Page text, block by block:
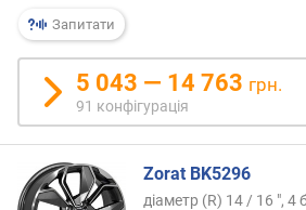
Запитати
5 043 — 14 763 грн.
91 конфігурація
Zorat BK5296
діаметр (R) 14 / 16 ", 4